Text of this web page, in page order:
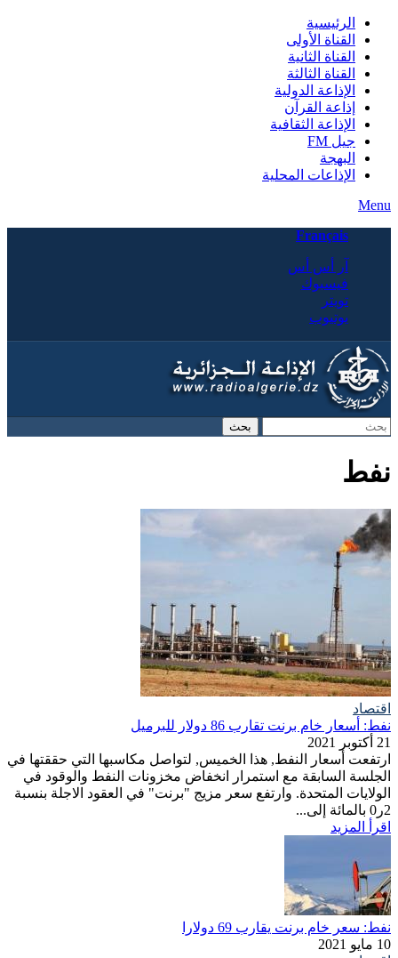
الرئيسية
القناة الأولى
القناة الثانية
القناة الثالثة
الإذاعة الدولية
إذاعة القرآن
الإذاعة الثقافية
جيل FM
البهجة
الإذاعات المحلية
Menu
Français
آر أس أس
فيسبوك
تويتر
يوتيوب
‏بحث ‏
نفط
اقتصاد
نفط: أسعار خام برنت تقارب 86 دولار للبرميل
21 أكتوبر 2021
ارتفعت أسعار النفط, هذا الخميس, لتواصل مكاسبها التي حققتها في
الجلسة السابقة مع استمرار انخفاض مخزونات النفط والوقود في
الولايات المتحدة. وارتفع سعر مزيج "برنت" في العقود الاجلة بنسبة
2ر0 بالمائة إلى...
اقرأ المزيد
نفط: سعر خام برنت يقارب 69 دولارا
10 مايو 2021